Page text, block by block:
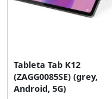
Tableta Tab K12
(ZAGG0085SE) (grey,
Android, 5G)